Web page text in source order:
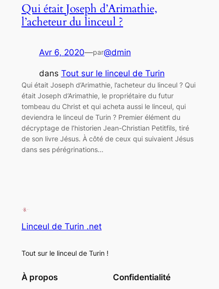
Qui était Joseph d’Arimathie,
l’acheteur du linceul ?
Avr 6, 2020—par@dmin
dans Tout sur le linceul de Turin
Qui était Joseph d’Arimathie, l’acheteur du linceul ? Qui
était Joseph d’Arimathie, le propriétaire du futur
tombeau du Christ et qui acheta aussi le linceul, qui
deviendra le linceul de Turin ? Premier élément du
décryptage de l’historien Jean-Christian Petitfils, tiré
de son livre Jésus. À côté de ceux qui suivaient Jésus
dans ses pérégrinations…
Linceul de Turin .net
Tout sur le linceul de Turin !
À propos Confidentialité